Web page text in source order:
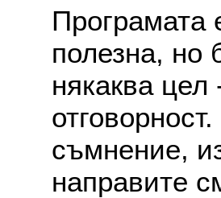
Програмата
полезна, но
някаква цел
съмнение,
направите